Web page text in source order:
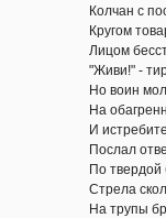
Колчан с
Кругом
Лицом
"Живи!" - тиран
Но воин молча
На обагренны
И истребителю
Послал ответ
По твердой
Стрела
На трупы